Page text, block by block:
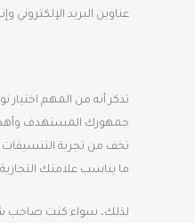
عناوين البريد الإلكتروني
تذكر أنه من المهم اختيار
جمهورك المستهدف
تخف من تجربة التنسيقات
ما يناسب علامتك
لذلك، سواء كنت صاحب